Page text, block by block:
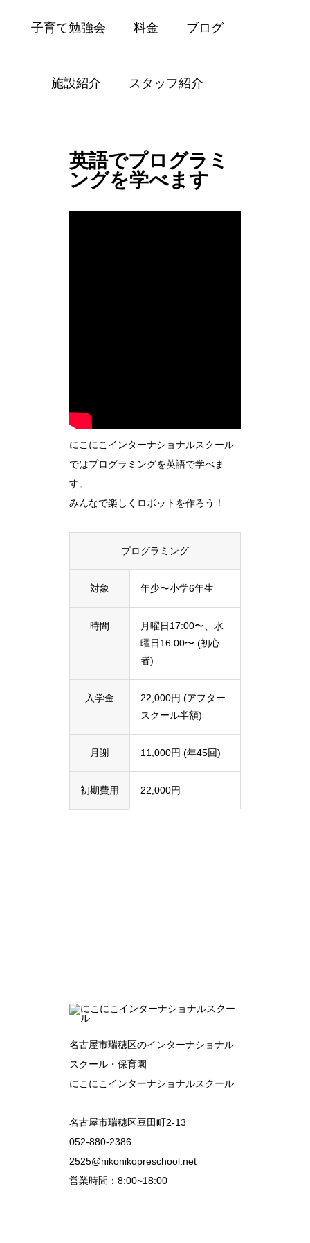
子育て勉強会 料金 ブログ
施設紹介 スタッフ紹介
英語でプログラミ
ングを学べます
にこにこインターナショナルスクール
ではプログラミングを英語で学べま
す。
みんなで楽しくロボットを作ろう！
プログラミング
対象 年少〜小学6年生
時間
月曜日17:00〜、水
曜日16:00〜 (初心
者)
入学金
22,000円 (アフター
スクール半額)
月謝 11,000円 (年45回)
初期費用 22,000円
名古屋市瑞穂区のインターナショナル
スクール・保育園
にこにこインターナショナルスクール
名古屋市瑞穂区豆田町2-13
052-880-2386
2525@nikonikopreschool.net
営業時間：8:00~18:00